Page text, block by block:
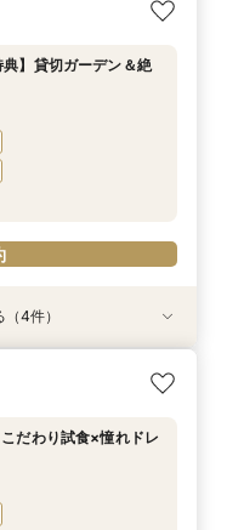
】貸切ガーデン＆絶
／ドレス＆挙式料プレ
挙式＆会食Newプラ
シで安心！気軽によ
結◎】オンラインで会
4件）
だわり試食×憧れドレ